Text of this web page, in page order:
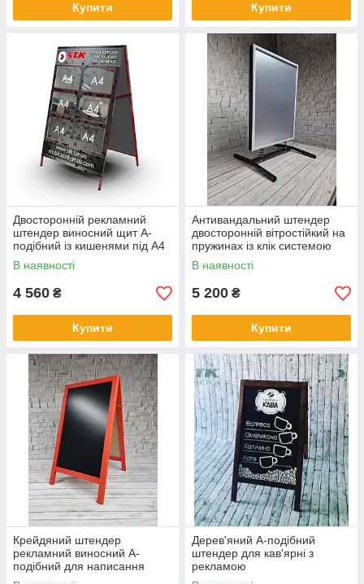
Купити Купити
Двосторонній рекламний
штендер виносний щит А-
подібний із кишенями під А4
для реклами вуличний
В наявності
4 560 ₴
Купити
Антивандальний штендер
двосторонній вітростійкий на
пружинах із клік системою
мімохід для реклами
В наявності
5 200 ₴
Купити
Крейдяний штендер
рекламний виносний А-
подібний для написання
інформації для покупців
Дерев'яний А-подібний
штендер для кав'ярні з
рекламою